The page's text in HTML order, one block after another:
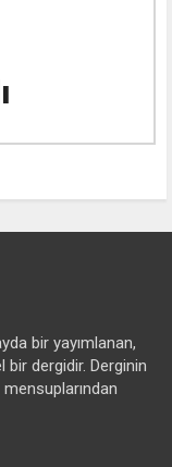
bir yayımlanan,
bir dergidir. Derginin